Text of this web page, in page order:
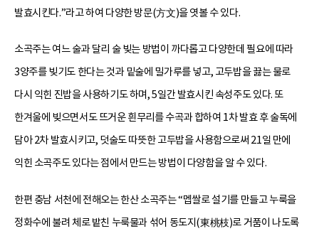
발효시킨다.”라고 하여 다양한 방문(方文)을 엿볼 수 있다.
소곡주는 여느 술과 달리 술 빚는 방법이 까다롭고 다양한데 필요에 따라
3양주를 빚기도 한다는 것과 밑술에 밀가루를 넣고, 고두밥을 끓는 물로
다시 익힌 진밥을 사용하기도 하며, 5일간 발효시킨 속성주도 있다. 또
한겨울에 빚으면서도 뜨거운 흰무리를 수곡과 합하여 1차 발효 후 술독에
담아 2차 발효시키고, 덧술도 따뜻한 고두밥을 사용함으로써 21일 만에
익힌 소곡주도 있다는 점에서 만드는 방법이 다양함을 알 수 있다.
한편 충남 서천에 전해오는 한산 소곡주는 “멥쌀로 설기를 만들고 누룩을
정화수에 불려 체로 밭친 누룩물과 섞어 동도지(東桃枝)로 거품이 나도록